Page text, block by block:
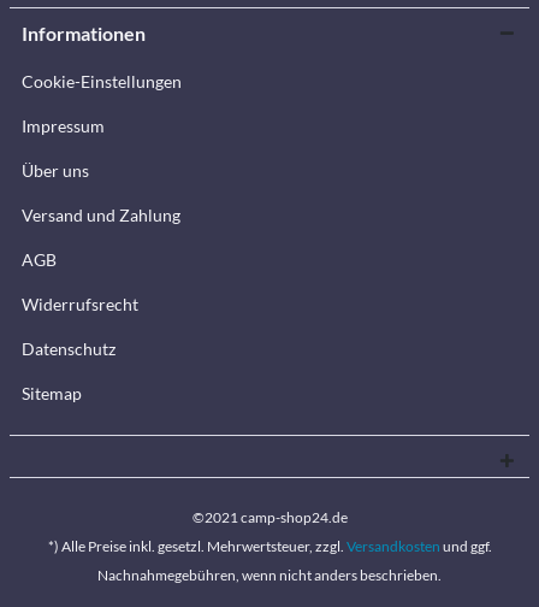
Informationen
Cookie-Einstellungen
Impressum
Über uns
Versand und Zahlung
AGB
Widerrufsrecht
Datenschutz
Sitemap
©2021 camp-shop24.de
*) Alle Preise inkl. gesetzl. Mehrwertsteuer, zzgl. Versandkosten und ggf.
Nachnahmegebühren, wenn nicht anders beschrieben.